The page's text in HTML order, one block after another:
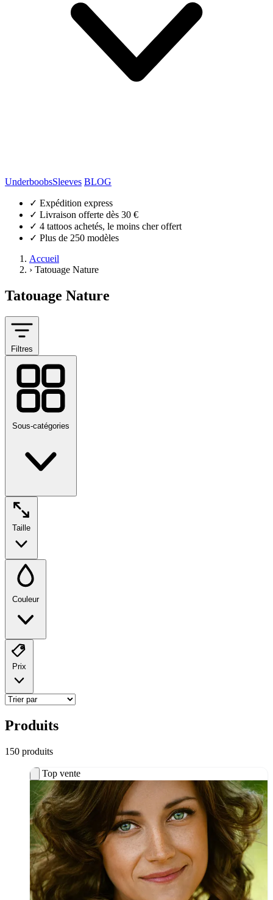
UnderboobsSleeves BLOG
✓ Expédition express
✓ Livraison offerte dès 30 €
✓ 4 tattoos achetés, le moins cher offert
✓ Plus de 250 modèles
Accueil
› Tatouage Nature
Tatouage Nature
Filtres
Couleur
Produits
150 produits
Top vente